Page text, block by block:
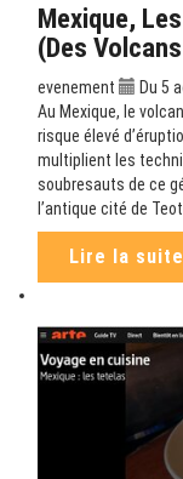
Mexique,
(Des
evenement
Du 5
Au Mexique, le
risque élevé
multiplient les
soubresauts de ce
l’antique cité de
Lire la suite